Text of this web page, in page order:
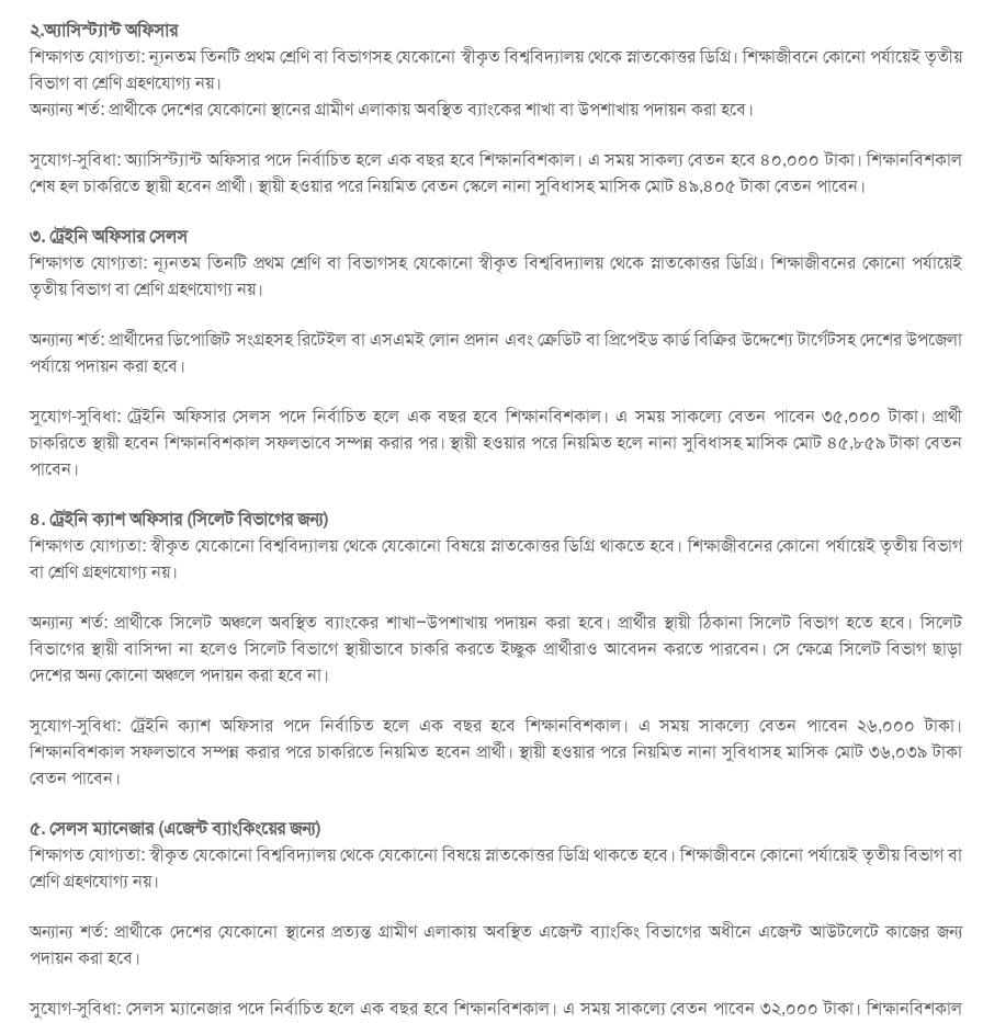
২.অ্যাসিস্ট্যান্ট অফিসার
শিক্ষাগত যোগ্যতা: ন্যূনতম তিনটি প্রথম শ্রেণি বা বিভাগসহ যেকোনো স্বীকৃত বিশ্ববিদ্যালয় থেকে স্নাতকোত্তর ডিগ্রি। শিক্ষাজীবনে কোনো পর্যায়েই তৃতীয়
বিভাগ বা শ্রেণি গ্রহণযোগ্য নয়।
অন্যান্য শর্ত: প্রার্থীকে দেশের যেকোনো স্থানের গ্রামীণ এলাকায় অবস্থিত ব্যাংকের শাখা বা উপশাখায় পদায়ন করা হবে।
সুযোগ-সুবিধা: অ্যাসিস্ট্যান্ট অফিসার পদে নির্বাচিত হলে এক বছর হবে শিক্ষানবিশকাল। এ সময় সাকল্য বেতন হবে ৪০,০০০ টাকা। শিক্ষানবিশকাল
শেষ হল চাকরিতে স্থায়ী হবেন প্রার্থী। স্থায়ী হওয়ার পরে নিয়মিত বেতন স্কেলে নানা সুবিধাসহ মাসিক মোট ৪৯,৪০৫ টাকা বেতন পাবেন।
৩. ট্রেইনি অফিসার সেলস
শিক্ষাগত যোগ্যতা: ন্যূনতম তিনটি প্রথম শ্রেণি বা বিভাগসহ যেকোনো স্বীকৃত বিশ্ববিদ্যালয় থেকে স্নাতকোত্তর ডিগ্রি। শিক্ষাজীবনের কোনো পর্যায়েই
তৃতীয় বিভাগ বা শ্রেণি গ্রহণযোগ্য নয়।
অন্যান্য শর্ত: প্রার্থীদের ডিপোজিট সংগ্রহসহ রিটেইল বা এসএমই লোন প্রদান এবং ক্রেডিট বা প্রিপেইড কার্ড বিক্রির উদ্দেশ্যে টার্গেটসহ দেশের উপজেলা
পর্যায়ে পদায়ন করা হবে।
সুযোগ-সুবিধা: ট্রেইনি অফিসার সেলস পদে নির্বাচিত হলে এক বছর হবে শিক্ষানবিশকাল। এ সময় সাকল্যে বেতন পাবেন ৩৫,০০০ টাকা। প্রার্থী
চাকরিতে স্থায়ী হবেন শিক্ষানবিশকাল সফলভাবে সম্পন্ন করার পর। স্থায়ী হওয়ার পরে নিয়মিত হলে নানা সুবিধাসহ মাসিক মোট ৪৫,৮৫৯ টাকা বেতন
পাবেন।
৪. ট্রেইনি ক্যাশ অফিসার (সিলেট বিভাগের জন্য)
শিক্ষাগত যোগ্যতা: স্বীকৃত যেকোনো বিশ্ববিদ্যালয় থেকে যেকোনো বিষয়ে স্নাতকোত্তর ডিগ্রি থাকতে হবে। শিক্ষাজীবনের কোনো পর্যায়েই তৃতীয় বিভাগ
বা শ্রেণি গ্রহণযোগ্য নয়।
অন্যান্য শর্ত: প্রার্থীকে সিলেট অঞ্চলে অবস্থিত ব্যাংকের শাখা–উপশাখায় পদায়ন করা হবে। প্রার্থীর স্থায়ী ঠিকানা সিলেট বিভাগ হতে হবে। সিলেট
বিভাগের স্থায়ী বাসিন্দা না হলেও সিলেট বিভাগে স্থায়ীভাবে চাকরি করতে ইচ্ছুক প্রার্থীরাও আবেদন করতে পারবেন। সে ক্ষেত্রে সিলেট বিভাগ ছাড়া
দেশের অন্য কোনো অঞ্চলে পদায়ন করা হবে না।
সুযোগ-সুবিধা: ট্রেইনি ক্যাশ অফিসার পদে নির্বাচিত হলে এক বছর হবে শিক্ষানবিশকাল। এ সময় সাকল্যে বেতন পাবেন ২৬,০০০ টাকা।
শিক্ষানবিশকাল সফলভাবে সম্পন্ন করার পরে চাকরিতে নিয়মিত হবেন প্রার্থী। স্থায়ী হওয়ার পরে নিয়মিত নানা সুবিধাসহ মাসিক মোট ৩৬,০৩৯ টাকা
বেতন পাবেন।
৫. সেলস ম্যানেজার (এজেন্ট ব্যাংকিংয়ের জন্য)
শিক্ষাগত যোগ্যতা: স্বীকৃত যেকোনো বিশ্ববিদ্যালয় থেকে যেকোনো বিষয়ে স্নাতকোত্তর ডিগ্রি থাকতে হবে। শিক্ষাজীবনে কোনো পর্যায়েই তৃতীয় বিভাগ বা
শ্রেণি গ্রহণযোগ্য নয়।
অন্যান্য শর্ত: প্রার্থীকে দেশের যেকোনো স্থানের প্রত্যন্ত গ্রামীণ এলাকায় অবস্থিত এজেন্ট ব্যাংকিং বিভাগের অধীনে এজেন্ট আউটলেটে কাজের জন্য
পদায়ন করা হবে।
সুযোগ-সুবিধা: সেলস ম্যানেজার পদে নির্বাচিত হলে এক বছর হবে শিক্ষানবিশকাল। এ সময় সাকল্যে বেতন পাবেন ৩২,০০০ টাকা। শিক্ষানবিশকাল